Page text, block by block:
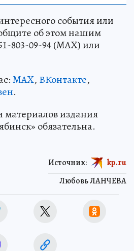
события или
об этом нашим
803-09-94 (MAX) или
MAX, ВКонтакте,
.
материалов издания
обязательна.
Любовь ЛАНЧЕВА
Источник: kp.ru